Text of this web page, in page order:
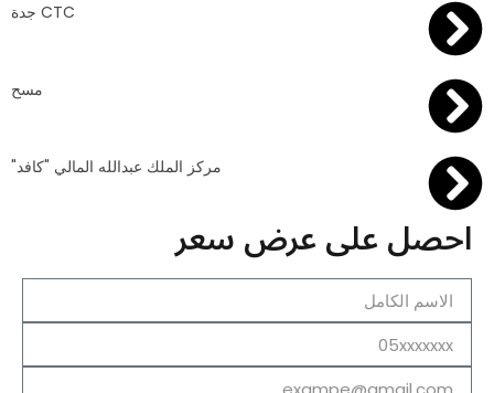
CTC جدة
مسح
مركز الملك عبدالله المالي "كافد"
احصل على عرض سعر